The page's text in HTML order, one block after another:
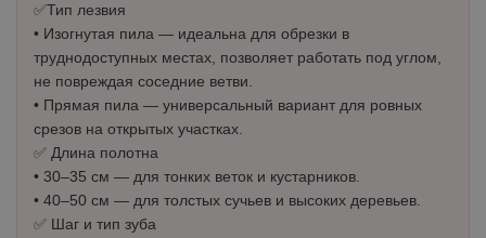
✅Тип лезвия
• Изогнутая пила — идеальна для обрезки в
труднодоступных местах, позволяет работать под углом,
не повреждая соседние ветви.
• Прямая пила — универсальный вариант для ровных
срезов на открытых участках.
✅ Длина полотна
• 30–35 см — для тонких веток и кустарников.
• 40–50 см — для толстых сучьев и высоких деревьев.
✅ Шаг и тип зуба